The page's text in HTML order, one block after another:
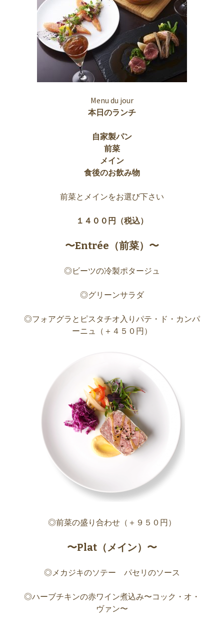
Menu du jour
本日のランチ
自家製パン
前菜
メイン
食後のお飲み物
前菜とメインをお選び下さい
１４００円（税込）
〜Entrée（前菜）〜
◎ビーツの冷製ポタージュ
◎グリーンサラダ
◎フォアグラとピスタチオ入りパテ・ド・カンパ
ーニュ（＋４５０円）
◎前菜の盛り合わせ（＋９５０円）
〜Plat（メイン）〜
◎メカジキのソテー パセリのソース
◎ハーブチキンの赤ワイン煮込み〜コック・オ・
ヴァン〜